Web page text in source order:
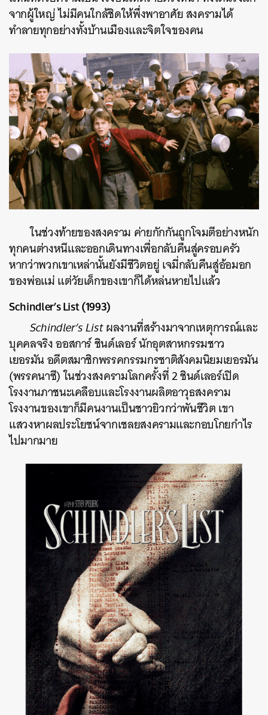
จากผู้ใหญ่ ไม่มีคนใกล้ชิดให้พึ่งพาอาศัย สงครามได้
ทำลายทุกอย่างทั้งบ้านเมืองและจิตใจของคน
ในช่วงท้ายของสงคราม ค่ายกักกันถูกโจมตีอย่างหนัก
ทุกคนต่างหนีและออกเดินทางเพื่อกลับคืนสู่ครอบครัว
หากว่าพวกเขาเหล่านั้นยังมีชีวิตอยู่ เจมี่กลับคืนสู่อ้อมอก
ของพ่อแม่ แต่วัยเด็กของเขาก็ได้หล่นหายไปแล้ว
Schindler’s List (1993)
Schindler’s Listผลงานที่สร้างมาจากเหตุการณ์และ
บุคคลจริง ออสการ์ ชินด์เลอร์ นักอุตสาหกรรมชาว
เยอรมัน อดีตสมาชิกพรรคกรรมกรชาติสังคมนิยมเยอรมัน
(พรรคนาซี) ในช่วงสงครามโลกครั้งที่ 2 ชินด์เลอร์เปิด
โรงงานภาชนะเคลือบและโรงงานผลิตอาวุธสงคราม
โรงงานของเขาก็มีคนงานเป็นชาวยิวกว่าพันชีวิต เขา
แสวงหาผลประโยชน์จากเชลยสงครามและกอบโกยกำไร
ไปมากมาย